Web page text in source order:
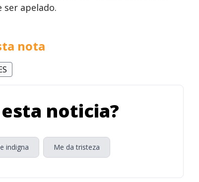
ser apelado.
nota
noticia?
indigna Me da tristeza